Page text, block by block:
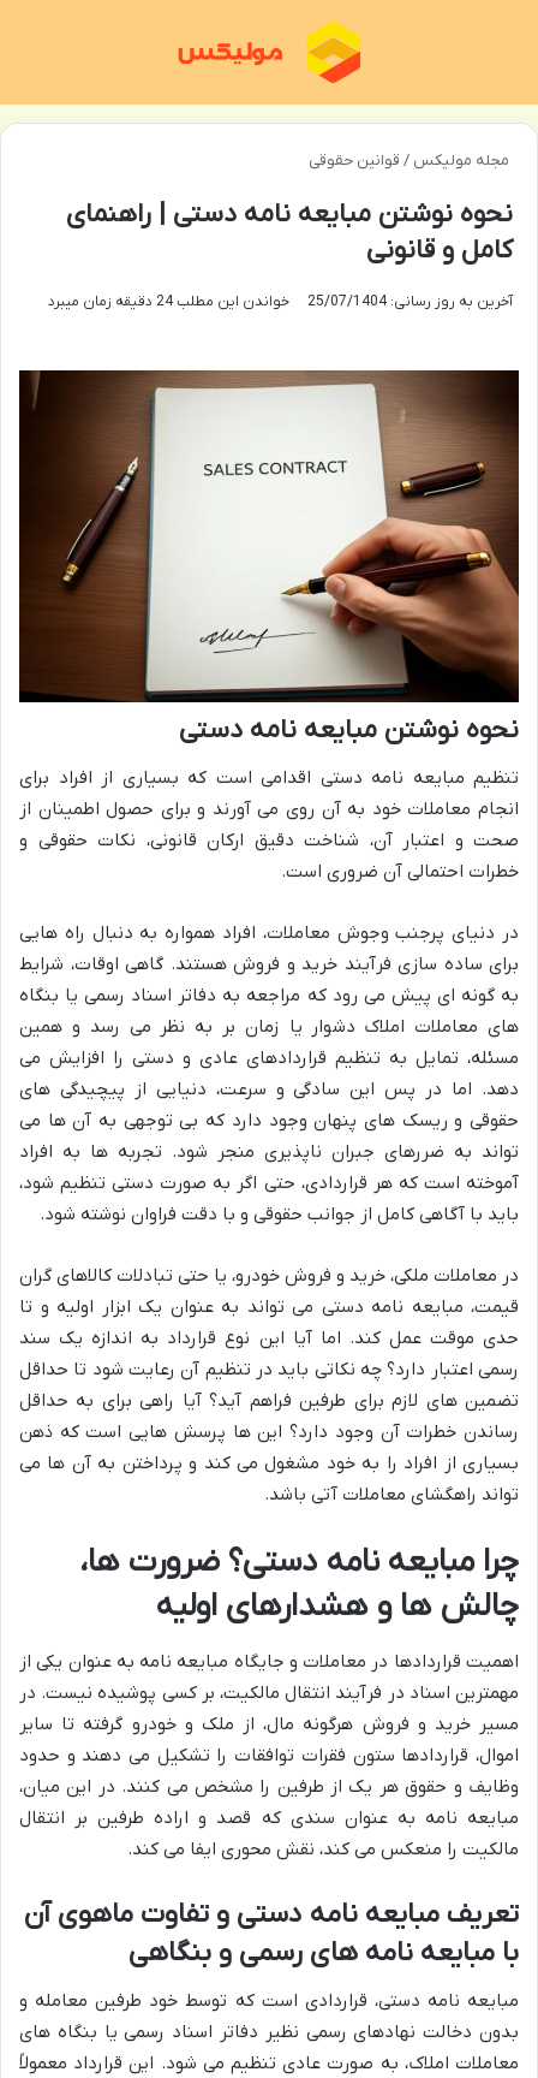
مجله مولیکس / قوانین حقوقی
نحوه نوشتن مبایعه نامه دستی | راهنمای
کامل و قانونی
آخرین به روز رسانی: 25/07/1404 خواندن این مطلب 24 دقیقه زمان میبرد
نحوه نوشتن مبایعه نامه دستی
تنظیم مبایعه نامه دستی اقدامی است که بسیاری از افراد برای
انجام معاملات خود به آن روی می آورند و برای حصول اطمینان از
صحت و اعتبار آن، شناخت دقیق ارکان قانونی، نکات حقوقی و
خطرات احتمالی آن ضروری است.
در دنیای پرجنب وجوش معاملات، افراد همواره به دنبال راه هایی
برای ساده سازی فرآیند خرید و فروش هستند. گاهی اوقات، شرایط
به گونه ای پیش می رود که مراجعه به دفاتر اسناد رسمی یا بنگاه
های معاملات املاک دشوار یا زمان بر به نظر می رسد و همین
مسئله، تمایل به تنظیم قراردادهای عادی و دستی را افزایش می
دهد. اما در پس این سادگی و سرعت، دنیایی از پیچیدگی های
حقوقی و ریسک های پنهان وجود دارد که بی توجهی به آن ها می
تواند به ضررهای جبران ناپذیری منجر شود. تجربه ها به افراد
آموخته است که هر قراردادی، حتی اگر به صورت دستی تنظیم شود،
باید با آگاهی کامل از جوانب حقوقی و با دقت فراوان نوشته شود.
در معاملات ملکی، خرید و فروش خودرو، یا حتی تبادلات کالاهای گران
قیمت، مبایعه نامه دستی می تواند به عنوان یک ابزار اولیه و تا
حدی موقت عمل کند. اما آیا این نوع قرارداد به اندازه یک سند
رسمی اعتبار دارد؟ چه نکاتی باید در تنظیم آن رعایت شود تا حداقل
تضمین های لازم برای طرفین فراهم آید؟ آیا راهی برای به حداقل
رساندن خطرات آن وجود دارد؟ این ها پرسش هایی است که ذهن
بسیاری از افراد را به خود مشغول می کند و پرداختن به آن ها می
تواند راهگشای معاملات آتی باشد.
چرا مبایعه نامه دستی؟ ضرورت ها،
چالش ها و هشدارهای اولیه
اهمیت قراردادها در معاملات و جایگاه مبایعه نامه به عنوان یکی از
مهمترین اسناد در فرآیند انتقال مالکیت، بر کسی پوشیده نیست. در
مسیر خرید و فروش هرگونه مال، از ملک و خودرو گرفته تا سایر
اموال، قراردادها ستون فقرات توافقات را تشکیل می دهند و حدود
وظایف و حقوق هر یک از طرفین را مشخص می کنند. در این میان،
مبایعه نامه به عنوان سندی که قصد و اراده طرفین بر انتقال
مالکیت را منعکس می کند، نقش محوری ایفا می کند.
تعریف مبایعه نامه دستی و تفاوت ماهوی آن
با مبایعه نامه های رسمی و بنگاهی
مبایعه نامه دستی، قراردادی است که توسط خود طرفین معامله و
بدون دخالت نهادهای رسمی نظیر دفاتر اسناد رسمی یا بنگاه های
معاملات املاک، به صورت عادی تنظیم می شود. این قرارداد معمولاً